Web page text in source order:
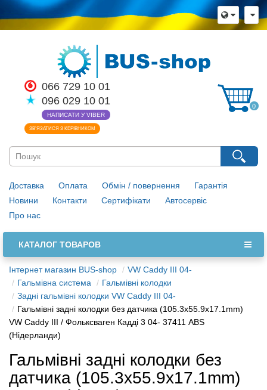
066 729 10 01
096 029 10 01
НАПИСАТИ У VIBER
ЗВ’ЯЗАТИСЯ З КЕРІВНИКОМ
0
Доставка Оплата Обмін / повернення
Гарантія
Новини
Контакти Сертифікати
Автосервіс
Про нас
КАТАЛОГ ТОВАРОВ
Інтернет магазин BUS-shop
VW Caddy III 04-
Гальмівна система
Гальмівні колодки
Задні гальмівні колодки VW Caddy III 04-
Гальмівні задні колодки без датчика (105.3х55.9х17.1mm)
VW Caddy III / Фольксваген Кадді 3 04- 37411 ABS
(Нідерланди)
Гальмівні задні колодки без
датчика (105.3х55.9х17.1mm)